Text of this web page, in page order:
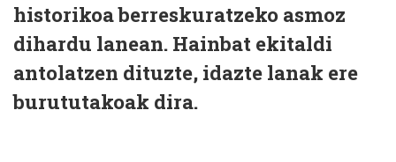
historikoa berreskuratzeko asmoz
dihardu lanean. Hainbat ekitaldi
antolatzen dituzte, idazte lanak ere
burututakoak dira.